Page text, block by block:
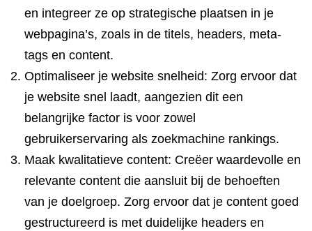
en integreer ze op strategische plaatsen in je
webpagina’s, zoals in de titels, headers, meta-
tags en content.
Optimaliseer je website snelheid: Zorg ervoor dat
je website snel laadt, aangezien dit een
belangrijke factor is voor zowel
gebruikerservaring als zoekmachine rankings.
Maak kwalitatieve content: Creëer waardevolle en
relevante content die aansluit bij de behoeften
van je doelgroep. Zorg ervoor dat je content goed
gestructureerd is met duidelijke headers en